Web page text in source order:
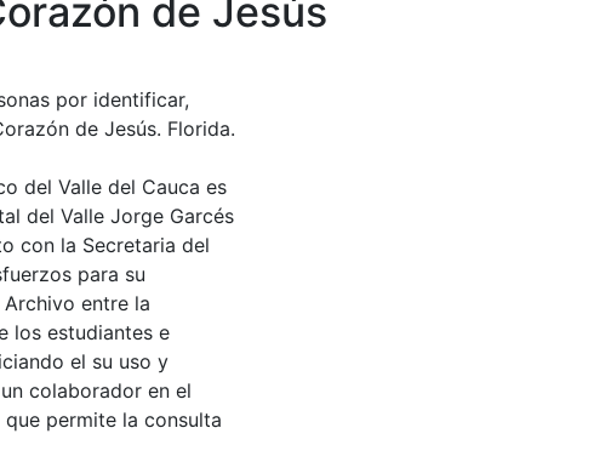
de Jesús
por identificar,
de Jesús. Florida.
del Valle del Cauca es
del Valle Jorge Garcés
con la Secretaria del
para su
entre la
los estudiantes e
el su uso y
colaborador en el
permite la consulta